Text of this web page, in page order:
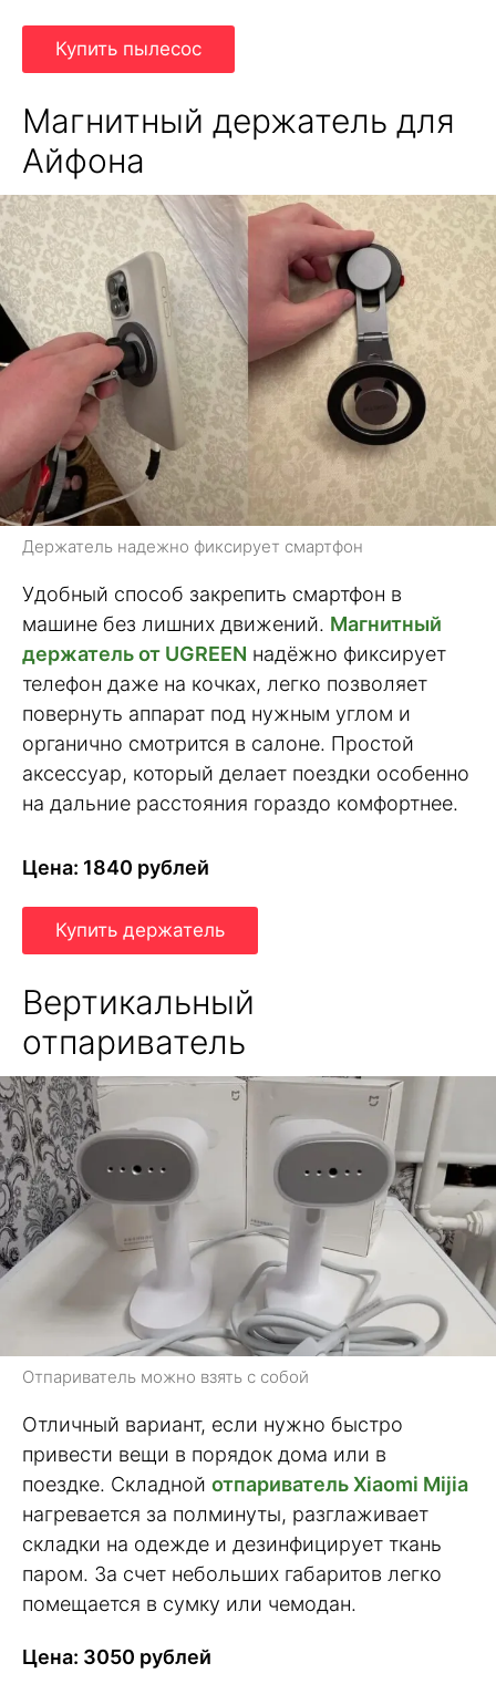
Купить пылесос
Магнитный держатель для
Айфона
Держатель надежно фиксирует смартфон
Удобный способ закрепить смартфон в
машине без лишних движений. Магнитный
держатель от UGREEN надёжно фиксирует
телефон даже на кочках, легко позволяет
повернуть аппарат под нужным углом и
органично смотрится в салоне. Простой
аксессуар, который делает поездки особенно
на дальние расстояния гораздо комфортнее.
Цена: 1840 рублей
Купить держатель
Вертикальный
отпариватель
Отпариватель можно взять с собой
Отличный вариант, если нужно быстро
привести вещи в порядок дома или в
поездке. Складной отпариватель Xiaomi Mijia
нагревается за полминуты, разглаживает
складки на одежде и дезинфицирует ткань
паром. За счет небольших габаритов легко
помещается в сумку или чемодан.
Цена: 3050 рублей